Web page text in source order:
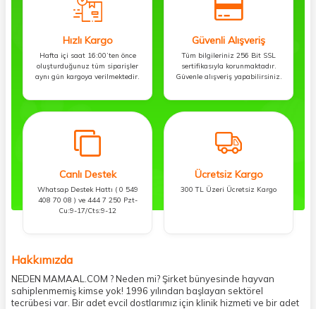
Hızlı Kargo
Hafta içi saat 16:00’ten önce
oluşturduğunuz tüm siparişler
aynı gün kargoya verilmektedir.
Güvenli Alışveriş
Tüm bilgileriniz 256 Bit SSL
sertifikasıyla korunmaktadır.
Güvenle alışveriş yapabilirsiniz.
Canlı Destek
Whatsap Destek Hattı ( 0 549
408 70 08 ) ve 444 7 250 Pzt-
Cu:9-17/Cts:9-12
Ücretsiz Kargo
300 TL Üzeri Ücretsiz Kargo
Hakkımızda
NEDEN MAMAAL.COM ? Neden mi? Şirket bünyesinde hayvan
sahiplenmemiş kimse yok! 1996 yılından başlayan sektörel
tecrübesi var. Bir adet evcil dostlarımız için klinik hizmeti ve bir adet